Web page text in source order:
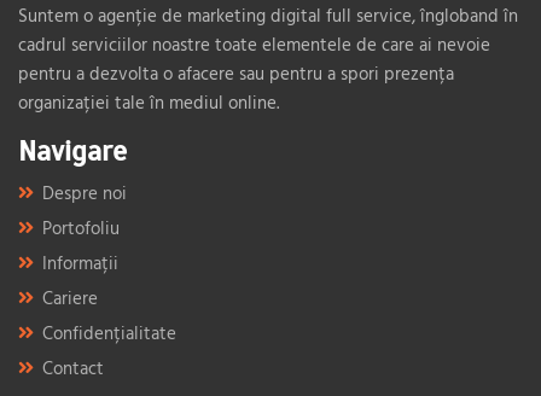
Suntem o agenție de marketing digital full service, îngloband în
cadrul serviciilor noastre toate elementele de care ai nevoie
pentru a dezvolta o afacere sau pentru a spori prezența
organizației tale în mediul online.
Navigare
Despre noi
Portofoliu
Informații
Cariere
Confidențialitate
Contact